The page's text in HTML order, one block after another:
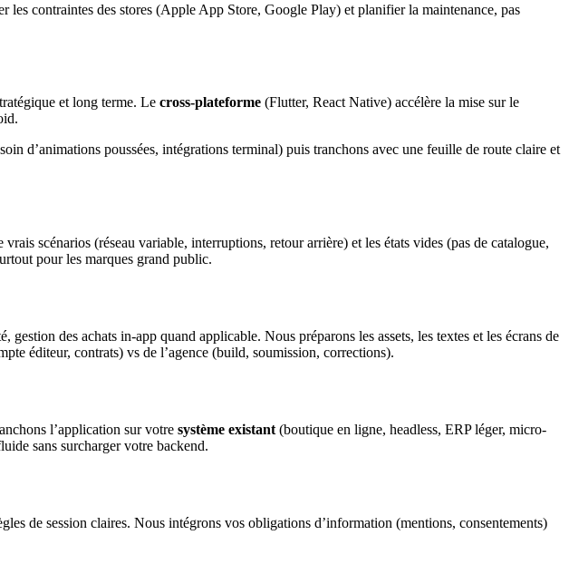
contraintes des stores (Apple App Store, Google Play) et planifier la maintenance, pas
et long terme. Le cross-plateforme (Flutter, React Native) accélère la mise sur le
d’animations poussées, intégrations terminal) puis tranchons avec une feuille de route claire et
scénarios (réseau variable, interruptions, retour arrière) et les états vides (pas de catalogue,
pour les marques grand public.
des achats in-app quand applicable. Nous préparons les assets, les textes et les écrans de
éditeur, contrats) vs de l’agence (build, soumission, corrections).
l’application sur votre système existant (boutique en ligne, headless, ERP léger, micro-
sans surcharger votre backend.
de session claires. Nous intégrons vos obligations d’information (mentions, consentements)